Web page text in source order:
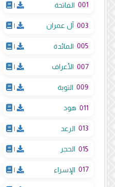
001 الفاتحة |
003 آل عمران |
005 المائدة |
007 الأعراف |
009 التوبة |
011 هود |
013 الرعد |
015 الحجر |
017 الإسراء |